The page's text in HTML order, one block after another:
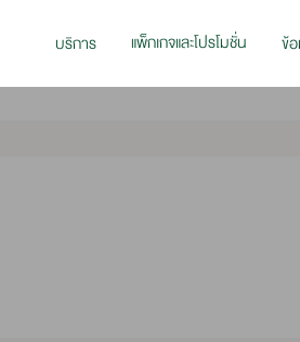
บริการ แพ็กเกจและโปรโมชั่น ข้